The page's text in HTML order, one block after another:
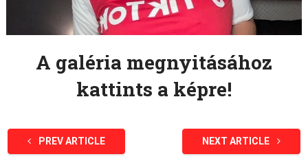
A galéria megnyitásához
kattints a képre!
PREV ARTICLE NEXT ARTICLE